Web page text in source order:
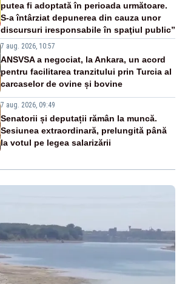
putea fi adoptată în perioada următoare.
S-a întârziat depunerea din cauza unor
discursuri iresponsabile în spaţiul public”
7 aug. 2026, 10:57
ANSVSA a negociat, la Ankara, un acord
pentru facilitarea tranzitului prin Turcia al
carcaselor de ovine și bovine
7 aug. 2026, 09:49
Senatorii și deputații rămân la muncă.
Sesiunea extraordinară, prelungită până
la votul pe legea salarizării